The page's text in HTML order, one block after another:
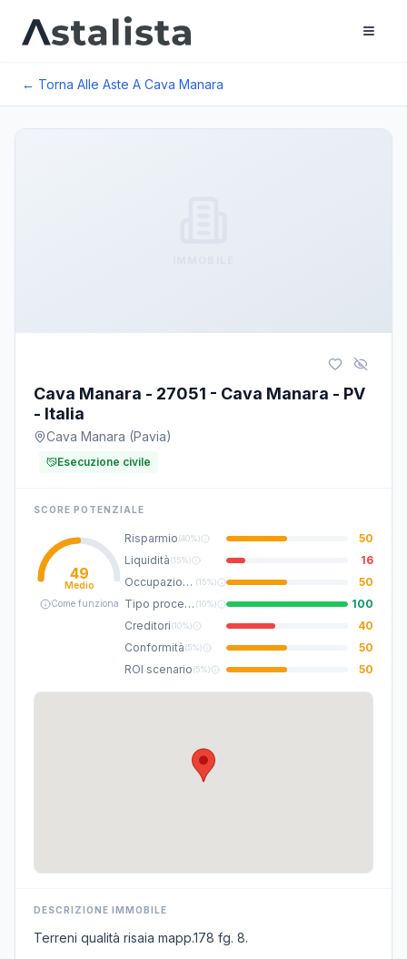
← Torna Alle Aste A Cava Manara
Cava Manara - 27051 - Cava Manara - PV
- Italia
Cava Manara (Pavia)
Esecuzione civile
SCORE POTENZIALE
49
Medio
Come funziona
Risparmio(40%)
50
Liquidità(15%)
16
Occupazione (15%)
50
Tipo procedura (10%)
100
Creditori(10%)
40
Conformità(5%)
50
ROI scenario(5%) 50
DESCRIZIONE IMMOBILE
Terreni qualità risaia mapp.178 fg. 8.